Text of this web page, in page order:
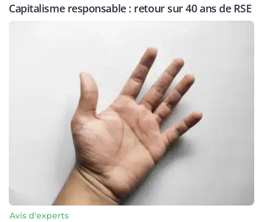
Capitalisme responsable : retour sur 40 ans de RSE
Avis d'experts